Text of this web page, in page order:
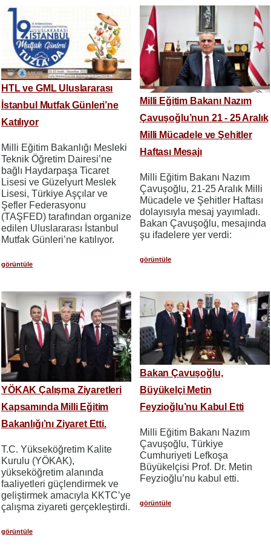
HTL ve GML Uluslararası
İstanbul Mutfak Günleri’ne
Katılıyor
Milli Eğitim Bakanlığı Mesleki
Teknik Öğretim Dairesi’ne
bağlı Haydarpaşa Ticaret
Lisesi ve Güzelyurt Meslek
Lisesi, Türkiye Aşçılar ve
Şefler Federasyonu
(TAŞFED) tarafından organize
edilen Uluslararası İstanbul
Mutfak Günleri’ne katılıyor.
görüntüle
Milli Eğitim Bakanı Nazım
Çavuşoğlu’nun 21 - 25 Aralık
Milli Mücadele ve Şehitler
Haftası Mesajı
Milli Eğitim Bakanı Nazım
Çavuşoğlu, 21-25 Aralık Milli
Mücadele ve Şehitler Haftası
dolayısıyla mesaj yayımladı.
Bakan Çavuşoğlu, mesajında
şu ifadelere yer verdi:
görüntüle
YÖKAK Çalışma Ziyaretleri
Kapsamında Milli Eğitim
Bakanlığı’nı Ziyaret Etti.
T.C. Yükseköğretim Kalite
Kurulu (YÖKAK),
yükseköğretim alanında
faaliyetleri güçlendirmek ve
geliştirmek amacıyla KKTC’ye
çalışma ziyareti gerçekleştirdi.
görüntüle
Bakan Çavuşoğlu,
Büyükelçi Metin
Feyzioğlu’nu Kabul Etti
Milli Eğitim Bakanı Nazım
Çavuşoğlu, Türkiye
Cumhuriyeti Lefkoşa
Büyükelçisi Prof. Dr. Metin
Feyzioğlu’nu kabul etti.
görüntüle